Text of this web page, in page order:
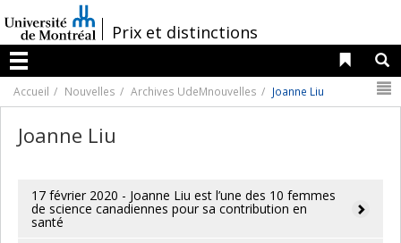
au
contenu
/Prix et distinctions
Menu
Liens
Accueil Nouvelles Archives UdeMnouvelles Joanne Liu
Joanne Liu
17 février 2020 - Joanne Liu est l’une des 10 femmes
de science canadiennes pour sa contribution en
santé